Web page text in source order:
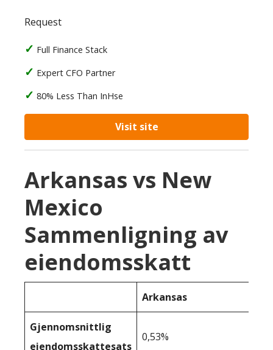
Request
Full Finance Stack
Expert CFO Partner
80% Less Than InHse
Visit site
Arkansas vs New
Mexico
Sammenligning av
eiendomsskatt
Arkansas
Gjennomsnittlig
eiendomsskattesats
0,53%